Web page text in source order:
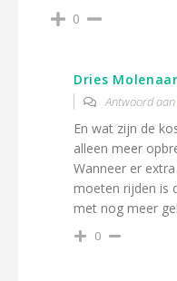
0
Dries Molenaar
Antwoord aan
En wat zijn de
alleen meer
Wanneer er
moeten rijden is
met nog meer
0